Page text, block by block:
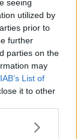
seeing
utilized by
prior to
further
parties on the
may
IAB’s List of
it to other